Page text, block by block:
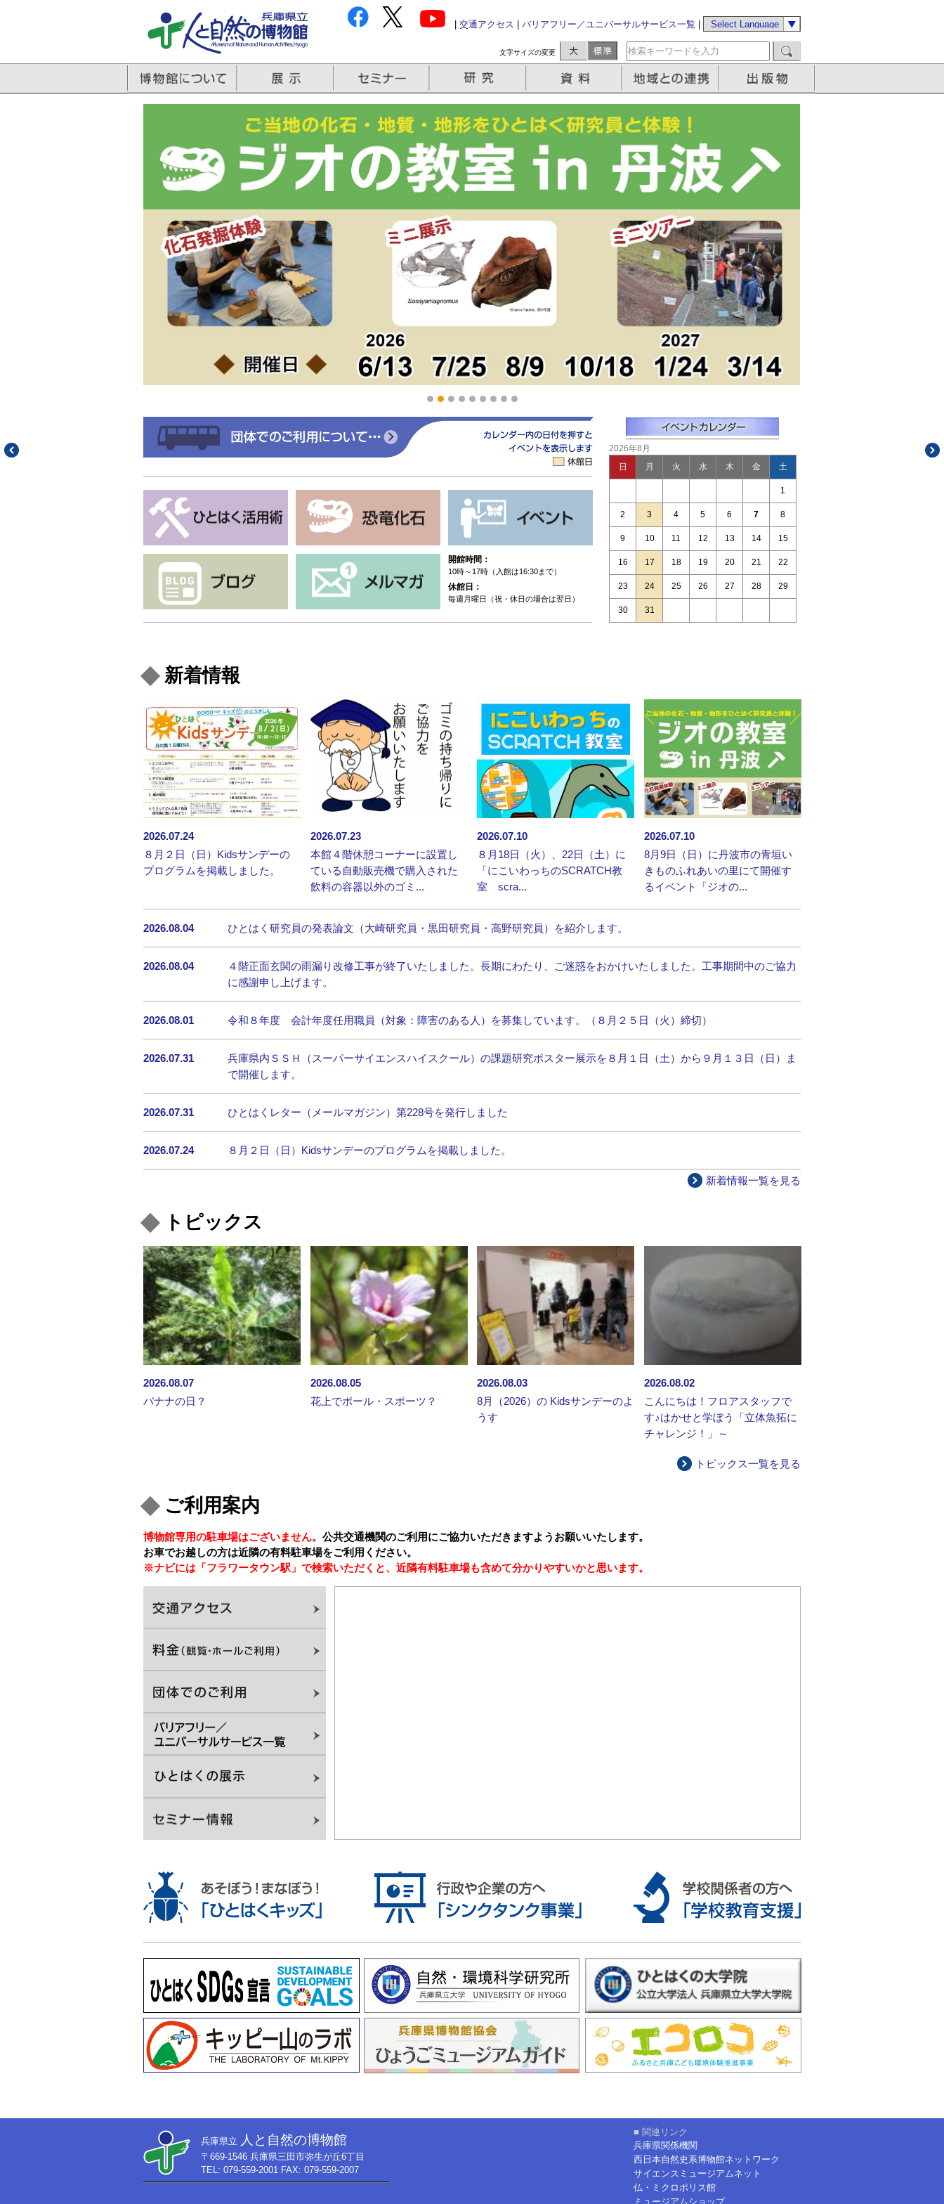
交通アクセス バリアフリー／ユニバーサルサービス一覧
文字サイズの変更
開館時間：
10時～17時（入館は16:30まで）
休館日：
毎週月曜日（祝・休日の場合は翌日）
2026年8月
日 月 火 水 木 金 土
1
2 3 4 5 6 7 8
9 10 11 12 13 14 15
16 17 18 19 20 21 22
23 24 25 26 27 28 29
30 31
新着情報
2026.07.24
８月２日（日）Kidsサンデーの
プログラムを掲載しました。
2026.07.23
本館４階休憩コーナーに設置し
ている自動販売機で購入された
飲料の容器以外のゴミ...
2026.07.10
８月18日（火）、22日（土）に
「にこいわっちのSCRATCH教
室 scra...
2026.07.10
8月9日（日）に丹波市の青垣い
きものふれあいの里にて開催す
るイベント「ジオの...
2026.08.04 ひとはく研究員の発表論文（大崎研究員・黒田研究員・高野研究員）を紹介します。
2026.08.04
４階正面玄関の雨漏り改修工事が終了いたしました。長期にわたり、ご迷惑をおかけいたしました。工事期間中のご協力
に感謝申し上げます。
2026.08.01 令和８年度 会計年度任用職員（対象：障害のある人）を募集しています。（８月２５日（火）締切）
2026.07.31
兵庫県内ＳＳＨ（スーパーサイエンスハイスクール）の課題研究ポスター展示を８月１日（土）から９月１３日（日）ま
で開催します。
2026.07.31 ひとはくレター（メールマガジン）第228号を発行しました
2026.07.24 ８月２日（日）Kidsサンデーのプログラムを掲載しました。
新着情報一覧を見る
トピックス
2026.08.07
バナナの日？
2026.08.05
花上でポール・スポーツ？
2026.08.03
8月（2026）の Kidsサンデーのよ
うす
2026.08.02
こんにちは！フロアスタッフで
す♪はかせと学ぼう「立体魚拓に
チャレンジ！」～
トピックス一覧を見る
ご利用案内
博物館専用の駐車場はございません。 公共交通機関のご利用にご協力いただきますようお願いいたします。
お車でお越しの方は近隣の有料駐車場をご利用ください。
※ナビには「フラワータウン駅」で検索いただくと、近隣有料駐車場も含めて分かりやすいかと思います。
兵庫県立 人と自然の博物館
〒669-1546 兵庫県三田市弥生が丘6丁目
TEL: 079-559-2001 FAX: 079-559-2007
■ 関連リンク
兵庫県関係機関
西日本自然史系博物館ネットワーク
サイエンスミュージアムネット
仏・ミクロポリス館
ミュージアムショップ